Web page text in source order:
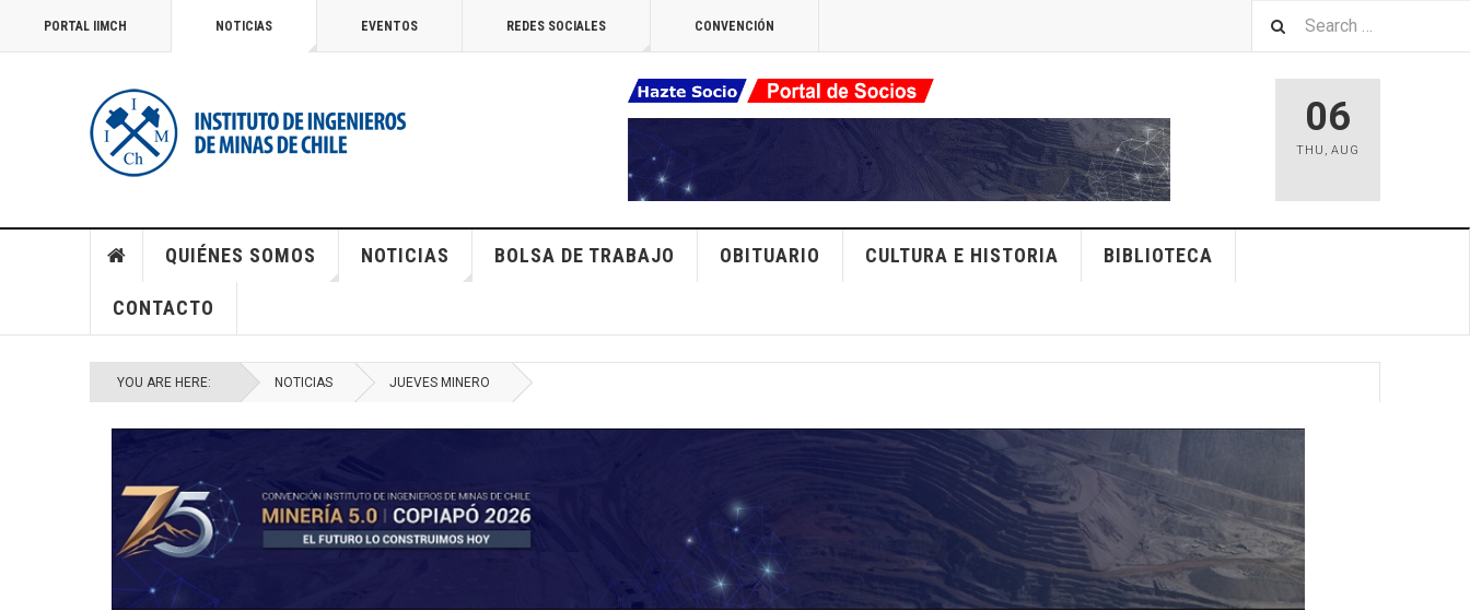
PORTAL IIMCH NOTICIAS EVENTOS REDES SOCIALES CONVENCIÓN
06
THU , AUG
QUIÉNES SOMOS NOTICIAS BOLSA DE TRABAJO OBITUARIO CULTURA E HISTORIA BIBLIOTECA
CONTACTO
YOU ARE HERE: NOTICIAS JUEVES MINERO